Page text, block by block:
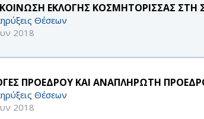
ΕΚΛΟΓΗΣ ΚΟΣΜΗΤΟΡΙΣΣΑΣ ΣΤΗ
Θέσεων
2018
ΠΡΟΕΔΡΟΥ ΚΑΙ ΑΝΑΠΛΗΡΩΤΗ
Θέσεων
2018